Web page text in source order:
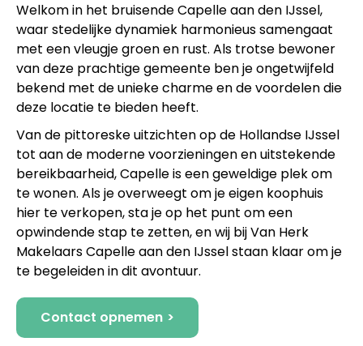
Welkom in het bruisende Capelle aan den IJssel,
waar stedelijke dynamiek harmonieus samengaat
met een vleugje groen en rust. Als trotse bewoner
van deze prachtige gemeente ben je ongetwijfeld
bekend met de unieke charme en de voordelen die
deze locatie te bieden heeft.
Van de pittoreske uitzichten op de Hollandse IJssel
tot aan de moderne voorzieningen en uitstekende
bereikbaarheid, Capelle is een geweldige plek om
te wonen. Als je overweegt om je eigen koophuis
hier te verkopen, sta je op het punt om een
opwindende stap te zetten, en wij bij Van Herk
Makelaars Capelle aan den IJssel staan klaar om je
te begeleiden in dit avontuur.
Contact opnemen